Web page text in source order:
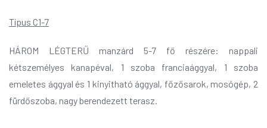
Típus C1-7
HÁROM LÉGTERŰ manzárd 5-7 fő részére: nappali
kétszemélyes kanapéval, 1 szoba franciaággyal, 1 szoba
emeletes ággyal és 1 kinyitható ággyal, főzősarok, mosógép, 2
fürdőszoba, nagy berendezett terasz.